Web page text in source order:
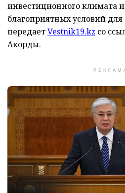
инвестиционного климата
благоприятных условий для
передаетVestnik19.kz со
Акорды.